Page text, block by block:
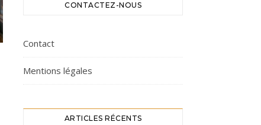
CONTACTEZ-NOUS
Contact
Mentions légales
ARTICLES RÉCENTS